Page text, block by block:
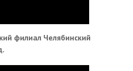
филиал Челябинский